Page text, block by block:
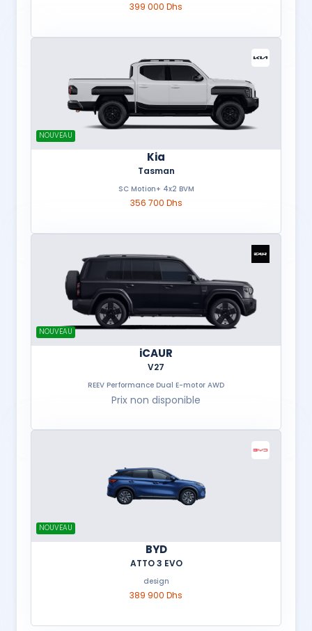
399 000 Dhs
NOUVEAU
Kia
Tasman
SC Motion+ 4x2 BVM
356 700 Dhs
NOUVEAU
iCAUR
V27
REEV Performance Dual E-motor AWD
Prix non disponible
NOUVEAU
BYD
ATTO 3 EVO
design
389 900 Dhs